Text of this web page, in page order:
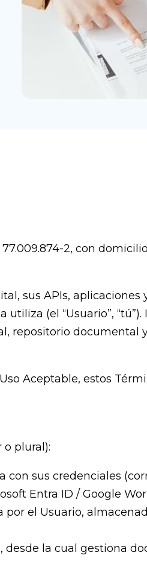
2, con
sus APIs, aplicaciones
(el “Usuario”,
repositorio documental
Aceptable, estos
plural):
sus credenciales
Entra ID / Google
el Usuario,
la cual gestiona